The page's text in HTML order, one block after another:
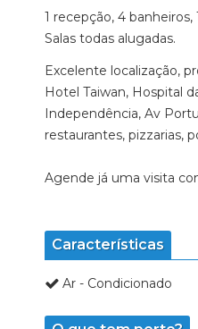
1 recepção, 4
Salas todas alugadas.
Excelente localização,
Hotel Taiwan, Hospital
Independência, Av
restaurantes, pizzarias,
Agende já uma visita
Características
Ar - Condicionado